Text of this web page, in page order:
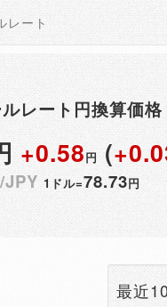
レート
レート円換算価格
+0.58円 (
JPY 1ドル=78.73円
最近